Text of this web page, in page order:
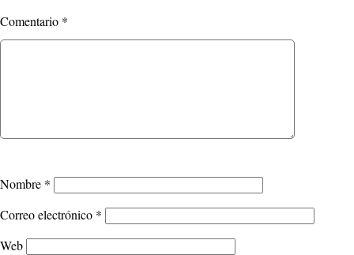
Comentario *
Nombre *
Correo electrónico *
Web